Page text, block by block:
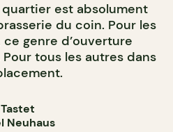
est absolument
du coin. Pour les
ce genre d’ouverture
tous les autres dans
Neuhaus